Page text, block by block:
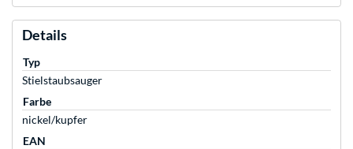
Details
Typ
Stielstaubsauger
Farbe
nickel/kupfer
EAN